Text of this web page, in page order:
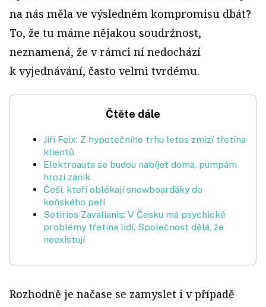
na nás měla ve výsledném kompromisu dbát?
To, že tu máme nějakou soudržnost,
neznamená, že v rámci ní nedochází
k vyjednávání, často velmi tvrdému.
Čtěte dále
Jiří Feix: Z hypotečního trhu letos zmizí třetina
klientů
Elektroauta se budou nabíjet doma, pumpám
hrozí zánik
Češi, kteří oblékají snowboarďáky do
koňského peří
Sotirios Zavalianis: V Česku má psychické
problémy třetina lidí. Společnost dělá, že
neexistují
Rozhodně je načase se zamyslet i v případě